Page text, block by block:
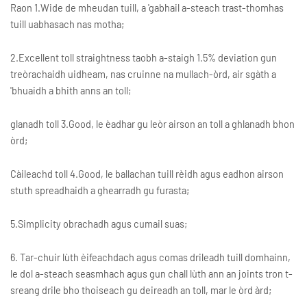
Raon 1.Wide de mheudan tuill, a 'gabhail a-steach trast-thomhas
tuill uabhasach nas motha;
2.Excellent toll straightness taobh a-staigh 1.5% deviation gun
treòrachaidh uidheam, nas cruinne na mullach-òrd, air sgàth a
'bhuaidh a bhith anns an toll;
glanadh toll 3.Good, le èadhar gu leòr airson an toll a ghlanadh bhon
òrd;
Càileachd toll 4.Good, le ballachan tuill rèidh agus eadhon airson
stuth spreadhaidh a ghearradh gu furasta;
5.Simplicity obrachadh agus cumail suas;
6. Tar-chuir lùth èifeachdach agus comas drileadh tuill domhainn,
le dol a-steach seasmhach agus gun chall lùth ann an joints tron ​​​​t-
sreang drile bho thoiseach gu deireadh an toll, mar le òrd àrd;